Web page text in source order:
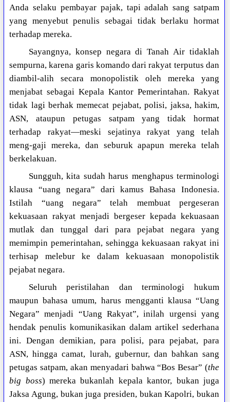
Anda selaku pembayar pajak, tapi adalah sang satpam
yang menyebut penulis sebagai tidak berlaku hormat
terhadap mereka.
Sayangnya, konsep negara di Tanah Air tidaklah
sempurna, karena garis komando dari rakyat terputus dan
diambil-alih secara monopolistik oleh mereka yang
menjabat sebagai Kepala Kantor Pemerintahan. Rakyat
tidak lagi berhak memecat pejabat, polisi, jaksa, hakim,
ASN, ataupun petugas satpam yang tidak hormat
terhadap rakyat—meski sejatinya rakyat yang telah
meng-gaji mereka, dan seburuk apapun mereka telah
berkelakuan.
Sungguh, kita sudah harus menghapus terminologi
klausa “uang negara” dari kamus Bahasa Indonesia.
Istilah “uang negara” telah membuat pergeseran
kekuasaan rakyat menjadi bergeser kepada kekuasaan
mutlak dan tunggal dari para pejabat negara yang
memimpin pemerintahan, sehingga kekuasaan rakyat ini
terhisap melebur ke dalam kekuasaan monopolistik
pejabat negara.
Seluruh peristilahan dan terminologi hukum
maupun bahasa umum, harus mengganti klausa “Uang
Negara” menjadi “Uang Rakyat”, inilah urgensi yang
hendak penulis komunikasikan dalam artikel sederhana
ini. Dengan demikian, para polisi, para pejabat, para
ASN, hingga camat, lurah, gubernur, dan bahkan sang
petugas satpam, akan menyadari bahwa “Bos Besar” (the
big boss) mereka bukanlah kepala kantor, bukan juga
Jaksa Agung, bukan juga presiden, bukan Kapolri, bukan